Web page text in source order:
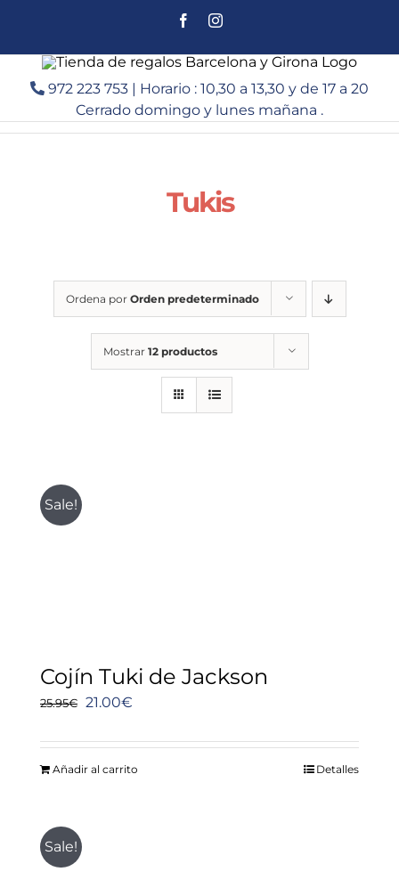
contenido
FacebookInstagram
972 223 753 | Horario : 10,30 a 13,30 y de 17 a 20
Cerrado domingo y lunes mañana .
Tukis
Ordena por Orden predeterminado
Mostrar 12 productos
Sale!
Cojín Tuki de Jackson
25.95€ El
original
era:
21.00€
actual
es:
Añadir al carrito Detalles
Sale!